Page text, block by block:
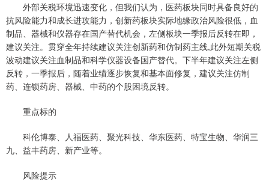
外部关税环境迅速变化，但我们认为，医药板块同时具备良好的
抗风险能力和成长进攻能力，创新药板块实际地缘政治风险很低，血
制品、器械和仪器存在国产替代机会，左侧板块一季报后反转在即，
建议关注。贯穿全年持续建议关注创新药和仿制药主线,此外短期关税
波动建议关注血制品和科学仪器设备国产替代。下半年建议关注左侧
反转，一季报后，随着业绩逐步恢复和基本面修复，建议关注仿制
药、连锁药房、器械、中药的个股困境反转。
重点标的
科伦博泰、人福医药、聚光科技、华东医药、特宝生物、华润三
九、益丰药房、新产业等。
风险提示